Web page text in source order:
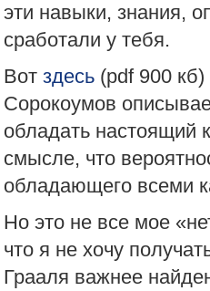
эти навыки, знания,
сработали у тебя.
Вот здесь (pdf 900 кб)
Сорокоумов
обладать настоящий
смысле, что
обладающего всеми
Но это не все мое
что я не хочу
Грааля важнее